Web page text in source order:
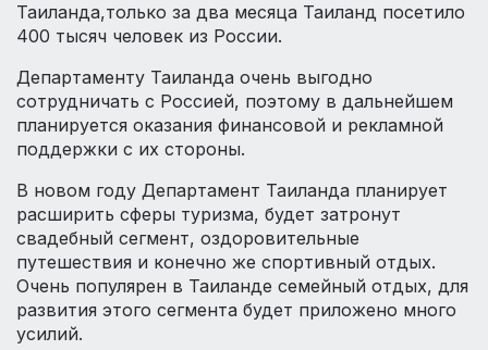
Таиланда,только за два месяца Таиланд посетило
400 тысяч человек из России.
Департаменту Таиланда очень выгодно
сотрудничать с Россией, поэтому в дальнейшем
планируется оказания финансовой и рекламной
поддержки с их стороны.
В новом году Департамент Таиланда планирует
расширить сферы туризма, будет затронут
свадебный сегмент, оздоровительные
путешествия и конечно же спортивный отдых.
Очень популярен в Таиланде семейный отдых, для
развития этого сегмента будет приложено много
усилий.